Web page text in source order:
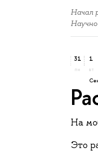
Начал
31
пн
1
вт
На
Это